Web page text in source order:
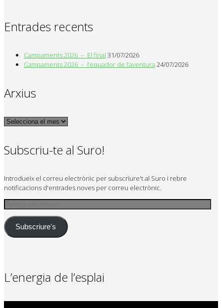
Entrades recents
Campaments 2026 – El final 31/07/2026
Campaments 2026 – l’equador de l’aventura 24/07/2026
Arxius
Arxius
Subscriu-te al Suro!
Introdueix el correu electrònic per subscriure't al Suro i rebre
notificacions d'entrades noves per correu electrònic.
Subscriure's
L’energia de l’esplai